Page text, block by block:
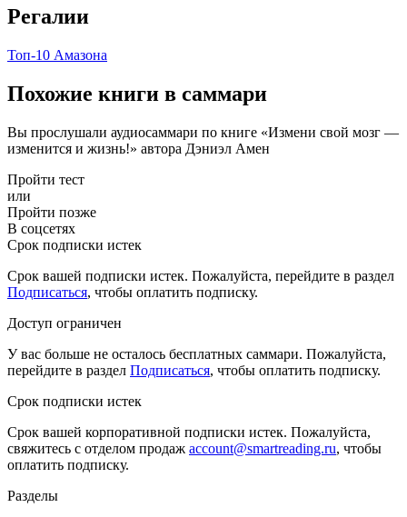
Регалии
Топ-10 Амазона
Похожие книги в саммари
Вы прослушали аудиосаммари по книге «Измени свой мозг —
изменится и жизнь!» автора Дэниэл Амен
Пройти тест
или
Пройти позже
В соцсетях
Срок подписки истек
Срок вашей подписки истек. Пожалуйста, перейдите в раздел
Подписаться, чтобы оплатить подписку.
Доступ ограничен
У вас больше не осталось бесплатных саммари. Пожалуйста,
перейдите в раздел Подписаться, чтобы оплатить подписку.
Срок подписки истек
Срок вашей корпоративной подписки истек. Пожалуйста,
свяжитесь с отделом продаж account@smartreading.ru, чтобы
оплатить подписку.
Разделы